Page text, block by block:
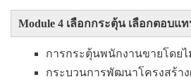
Module 4 เลือกกระตุ้น เลือกตอบ
การกระตุ้นพนักงานขายโดย
กระบวนการพัฒนาโครงสร้า